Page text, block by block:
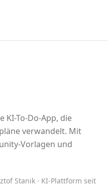
KI-To-Do-App, die
verwandelt. Mit
Vorlagen und
Stanik · KI-Plattform seit